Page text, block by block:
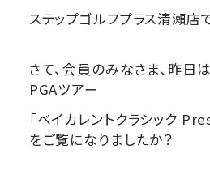
ステップゴルフプラス清瀬店
さて、会員のみなさま、昨日
PGAツアー
「ベイカレントクラシック
をご覧になりましたか？